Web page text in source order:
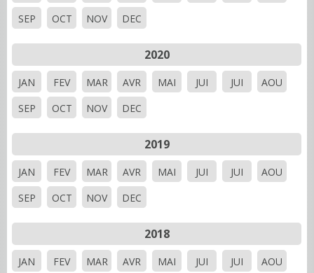
SEP
OCT NOV DEC
2020
JAN FEV MAR AVR MAI JUI JUI
AOU
SEP
OCT NOV DEC
2019
JAN FEV MAR AVR MAI JUI JUI
AOU
SEP
OCT NOV DEC
2018
JAN FEV MAR AVR MAI JUI JUI
AOU